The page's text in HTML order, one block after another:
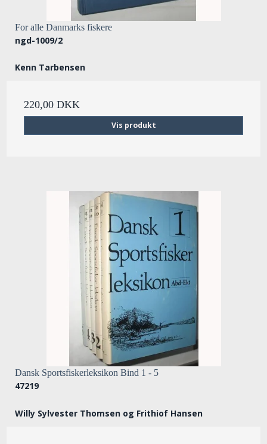
For alle Danmarks fiskere
ngd-1009/2
Kenn Tarbensen
220,00 DKK
Vis produkt
Dansk Sportsfiskerleksikon Bind 1 - 5
47219
Willy Sylvester Thomsen og Frithiof Hansen